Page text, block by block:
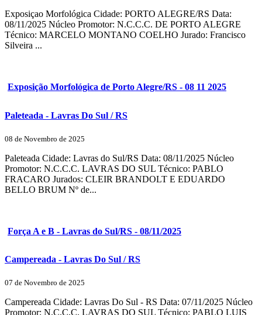
Exposiçao Morfológica Cidade: PORTO ALEGRE/RS Data:
08/11/2025 Núcleo Promotor: N.C.C.C. DE PORTO ALEGRE
Técnico: MARCELO MONTANO COELHO Jurado: Francisco
Silveira ...
Exposição Morfológica de Porto Alegre/RS - 08 11 2025
Paleteada - Lavras Do Sul / RS
08 de Novembro de 2025
Paleteada Cidade: Lavras do Sul/RS Data: 08/11/2025 Núcleo
Promotor: N.C.C.C. LAVRAS DO SUL Técnico: PABLO
FRACARO Jurados: CLEIR BRANDOLT E EDUARDO
BELLO BRUM Nº de...
Força A e B - Lavras do Sul/RS - 08/11/2025
Campereada - Lavras Do Sul / RS
07 de Novembro de 2025
Campereada Cidade: Lavras Do Sul - RS Data: 07/11/2025 Núcleo
Promotor: N.C.C.C. LAVRAS DO SUL Técnico: PABLO LUIS